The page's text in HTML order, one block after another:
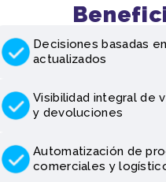
Decisiones basadas
actualizados
Visibilidad integral de
y devoluciones
Automatización de
comerciales y